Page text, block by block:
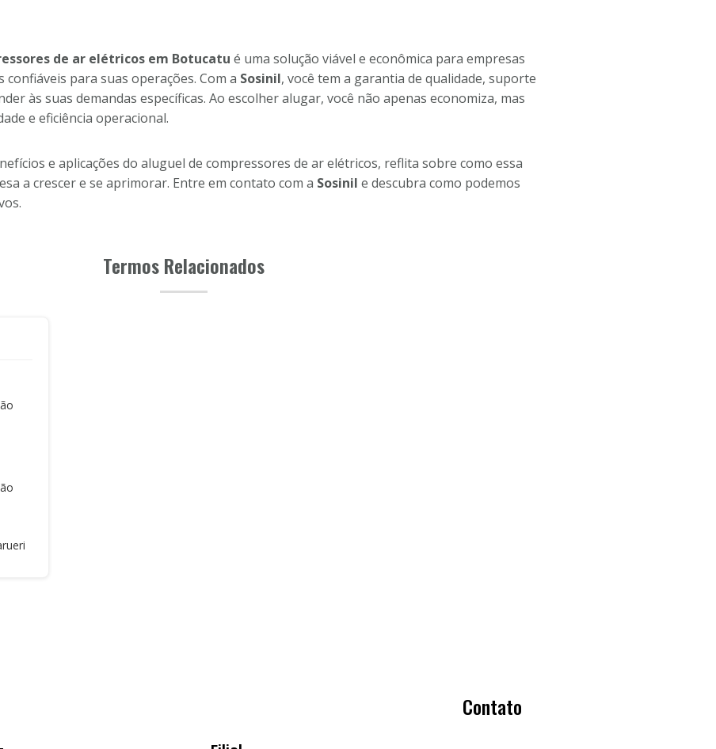
de ar elétricos em Botucatu é uma solução viável e econômica para empresas
para suas operações. Com a Sosinil, você tem a garantia de qualidade, suporte
às suas demandas específicas. Ao escolher alugar, você não apenas economiza, mas
e eficiência operacional.
e aplicações do aluguel de compressores de ar elétricos, reflita sobre como essa
a crescer e se aprimorar. Entre em contato com a Sosinil e descubra como podemos
Termos Relacionados
Contato